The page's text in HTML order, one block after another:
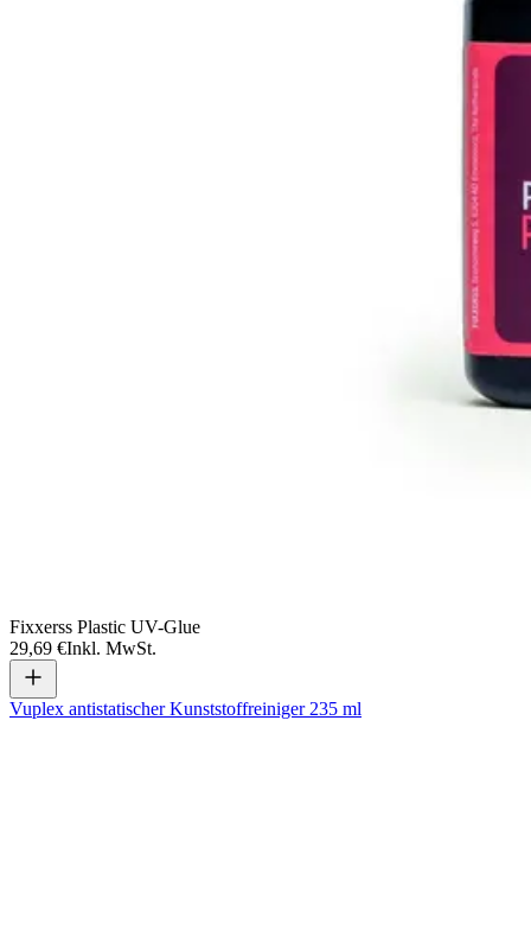
Fixxerss Plastic UV-Glue
29,69 €Inkl. MwSt.
Vuplex antistatischer Kunststoffreiniger 235 ml